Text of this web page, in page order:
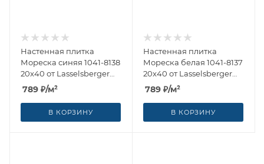
Настенная плитка
Мореска синяя 1041-8138
20x40 от Lasselsberger
Ceramics (Россия)
789 ₽/м²
В КОРЗИНУ
Настенная плитка
Мореска белая 1041-8137
20x40 от Lasselsberger
Ceramics (Россия)
789 ₽/м²
В КОРЗИНУ